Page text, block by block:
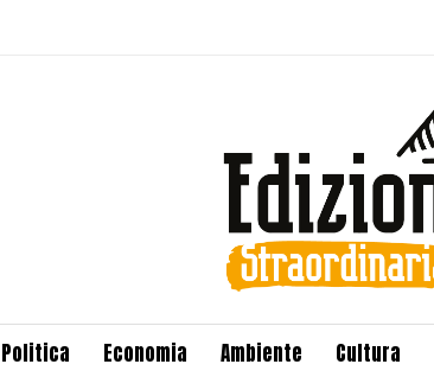
Politica Economia Ambiente Cultura